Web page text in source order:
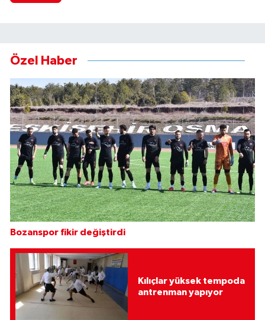
Özel Haber
Bozanspor fikir değiştirdi
Kılıçlar yüksek tempoda
antrenman yapıyor